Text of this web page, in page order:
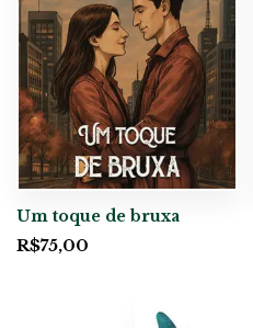
Um toque de bruxa
R$75,00